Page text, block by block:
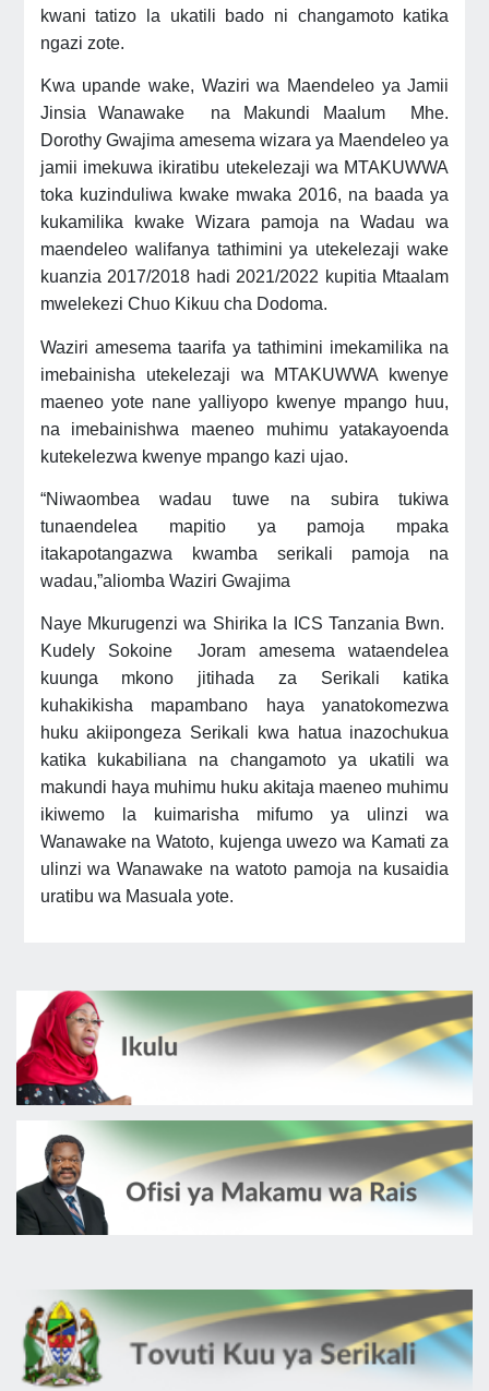
kwani tatizo la ukatili bado ni changamoto katika
ngazi zote.
Kwa upande wake, Waziri wa Maendeleo ya Jamii
Jinsia Wanawake na Makundi Maalum Mhe.
Dorothy Gwajima amesema wizara ya Maendeleo ya
jamii imekuwa ikiratibu utekelezaji wa MTAKUWWA
toka kuzinduliwa kwake mwaka 2016, na baada ya
kukamilika kwake Wizara pamoja na Wadau wa
maendeleo walifanya tathimini ya utekelezaji wake
kuanzia 2017/2018 hadi 2021/2022 kupitia Mtaalam
mwelekezi Chuo Kikuu cha Dodoma.
Waziri amesema taarifa ya tathimini imekamilika na
imebainisha utekelezaji wa MTAKUWWA kwenye
maeneo yote nane yalliyopo kwenye mpango huu,
na imebainishwa maeneo muhimu yatakayoenda
kutekelezwa kwenye mpango kazi ujao.
“Niwaombea wadau tuwe na subira tukiwa
tunaendelea mapitio ya pamoja mpaka
itakapotangazwa kwamba serikali pamoja na
wadau,”aliomba Waziri Gwajima
Naye Mkurugenzi wa Shirika la ICS Tanzania Bwn.
Kudely Sokoine Joram amesema wataendelea
kuunga mkono jitihada za Serikali katika
kuhakikisha mapambano haya yanatokomezwa
huku akiipongeza Serikali kwa hatua inazochukua
katika kukabiliana na changamoto ya ukatili wa
makundi haya muhimu huku akitaja maeneo muhimu
ikiwemo la kuimarisha mifumo ya ulinzi wa
Wanawake na Watoto, kujenga uwezo wa Kamati za
ulinzi wa Wanawake na watoto pamoja na kusaidia
uratibu wa Masuala yote.